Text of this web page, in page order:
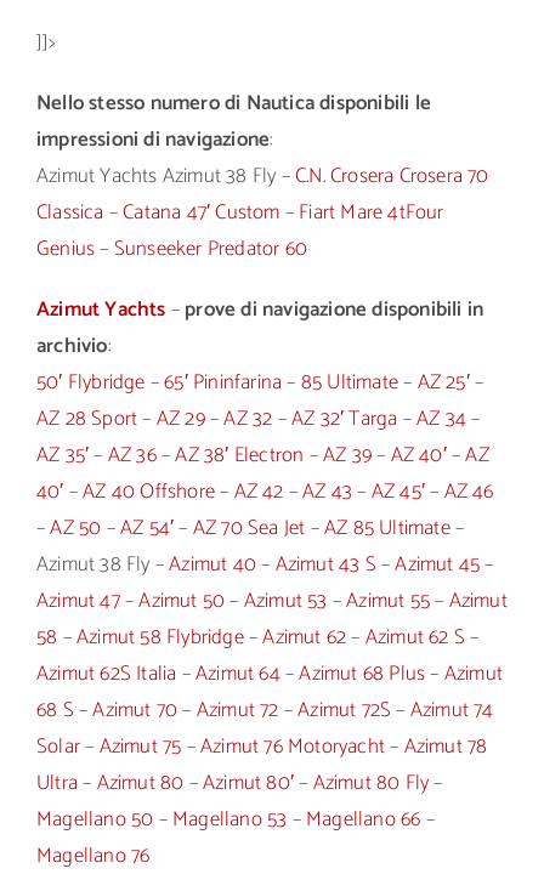
]]>
Nello stesso numero di Nautica disponibili le
impressioni di navigazione:
Azimut Yachts Azimut 38 Fly –C.N. Crosera Crosera 70
Classica –Catana 47′ Custom–Fiart Mare 4tFour
Genius–Sunseeker Predator 60
Azimut Yachts–prove di navigazione disponibili in
archivio:
50′ Flybridge–65′ Pininfarina–85 Ultimate–AZ 25′–
AZ 28 Sport–AZ 29–AZ 32–AZ 32′ Targa –AZ 34–
AZ 35′–AZ 36–AZ 38′ Electron –AZ 39–AZ 40′–AZ
40′–AZ 40 Offshore–AZ 42–AZ 43–AZ 45′–AZ 46
–AZ 50–AZ 54′–AZ 70 Sea Jet–AZ 85 Ultimate–
Azimut 38 Fly –Azimut 40–Azimut 43 S–Azimut 45–
Azimut 47–Azimut 50–Azimut 53 –Azimut 55–Azimut
58 –Azimut 58 Flybridge–Azimut 62–Azimut 62 S–
Azimut 62S Italia –Azimut 64–Azimut 68 Plus–Azimut
68 S–Azimut 70–Azimut 72–Azimut 72S–Azimut 74
Solar–Azimut 75–Azimut 76 Motoryacht–Azimut 78
Ultra–Azimut 80–Azimut 80′–Azimut 80 Fly–
Magellano 50–Magellano 53 –Magellano 66–
Magellano 76